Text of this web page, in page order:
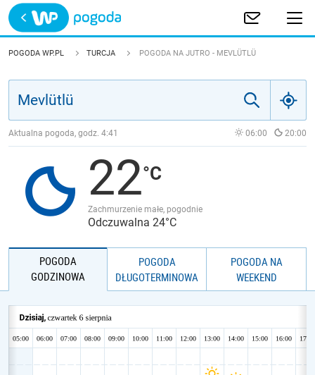
Trwa ładowanie
POLSKA
JAKOŚĆ POWIETRZA
POGODA WP.PL TURCJA POGODA NA JUTRO - MEVLÜTLÜ
Aktualna pogoda, godz. 4:41 06:00 20:00
22
Zachmurzenie małe, pogodnie
Odczuwalna 24°C
POGODA
GODZINOWA
POGODA
DŁUGOTERMINOWA
POGODA NA
WEEKEND